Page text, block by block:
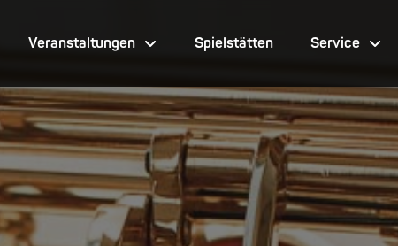
Veranstaltungen Spielstätten Service